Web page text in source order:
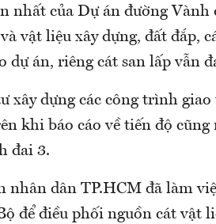
nhất của Dự án đường Vành
vật liệu xây dựng, đất đắp,
dự án, riêng cát san lấp vẫn
xây dựng các công trình
khi báo cáo về tiến độ
đai 3.
nhân dân TP.HCM đã làm
để điều phối nguồn cát vật